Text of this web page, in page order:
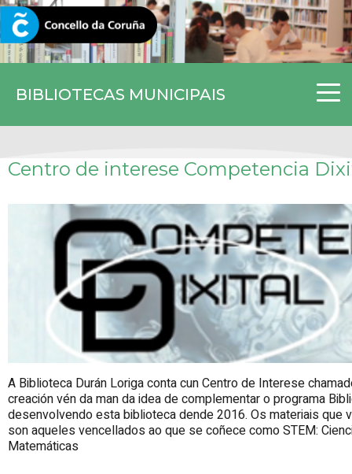
BIBLIOTECAS MUNICIPAIS
CORUNA.GAL
Centro de interese Competencia
A Biblioteca Durán Loriga conta cun Centro de Interese
creación vén da man da idea de complementar o programa
desenvolvendo esta biblioteca dende 2016. Os materiais que
son aqueles vencellados ao que se coñece como STEM:
Matemáticas